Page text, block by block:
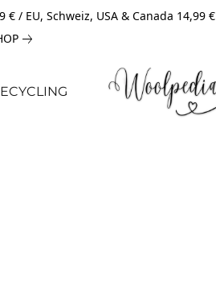
/ EU, Schweiz, USA & Canada 14,99 €